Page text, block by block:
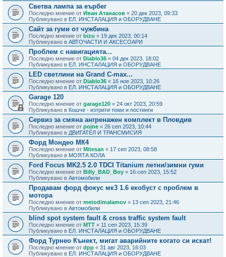
Светва лампа за еърбег
Последно мнение от Иван Атанасов « 20 дек 2023, 09:33
Публикувано в ЕЛ. ИНСТАЛАЦИЯ и ОБОРУДВАНЕ
Сайт за гуми от чужбина
Последно мнение от bizu « 19 дек 2023, 00:14
Публикувано в АВТОЧАСТИ И АКСЕСОАРИ
Проблем с навигацията...
Последно мнение от Diablo36 « 04 дек 2023, 18:02
Публикувано в ЕЛ. ИНСТАЛАЦИЯ и ОБОРУДВАНЕ
LED светлини на Grand C-max...
Последно мнение от Diablo36 « 16 ное 2023, 10:26
Публикувано в ЕЛ. ИНСТАЛАЦИЯ и ОБОРУДВАНЕ
Garage 120
Последно мнение от garage120 « 24 окт 2023, 20:59
Публикувано в Кошче - изтрити теми и постинги
Сервиз за смяна ангренажен комплект в Пловдив
Последно мнение от pojne « 26 сеп 2023, 10:44
Публикувано в ДВИГАТЕЛ И ТРАНСМИСИЯ
Форд Мондео МК4
Последно мнение от Mitesan « 17 сеп 2023, 08:58
Публикувано в МОЯТА КОЛА
Ford Focus MK2.5 2.0 TDCI Titanium летни/зимни гуми
Последно мнение от Billy_BAD_Boy « 16 сеп 2023, 15:52
Публикувано в Автомобили
Продавам форд фокус мк3 1.6 екобуст с проблем в
мотора
Последно мнение от metodimalamov « 13 сеп 2023, 21:46
Публикувано в Автомобили
blind spot system fault & cross traffic system fault
Последно мнение от MTT « 11 сеп 2023, 15:39
Публикувано в ЕЛ. ИНСТАЛАЦИЯ и ОБОРУДВАНЕ
Форд Турнео Кънект, мигат аварийните когато си искат!
Последно мнение от dpp « 31 авг 2023, 16:03
Публикувано в ЕЛ. ИНСТАЛАЦИЯ и ОБОРУДВАНЕ